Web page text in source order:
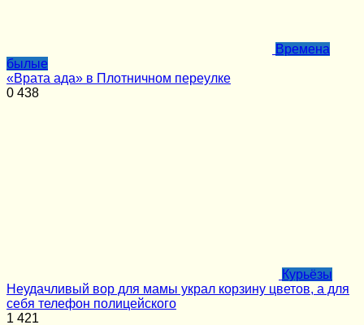
Времена
былые
«Врата ада» в Плотничном переулке
0 438
Курьёзы
Неудачливый вор для мамы украл корзину цветов, а для
себя телефон полицейского
1 421